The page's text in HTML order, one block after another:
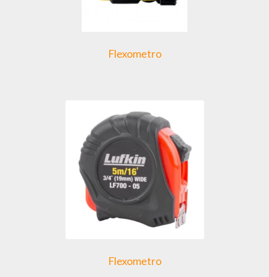
Flexometro
Flexometro